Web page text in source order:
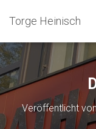
Torge Heinisch
Veröffentlicht von